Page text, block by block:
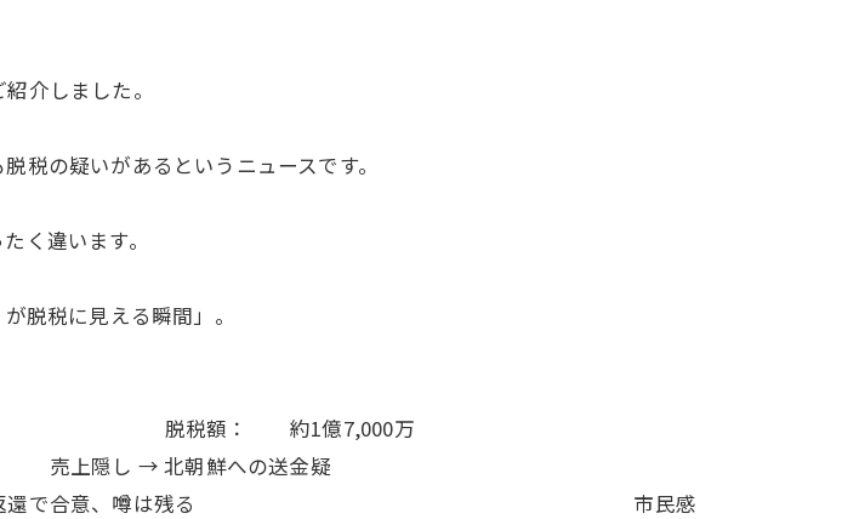
介しました。
税の疑いがあるというニュースです。
く違います。
脱税に見える瞬間」。
額： 約1億7,000万
への送金疑
で合意、噂は残る 市民感